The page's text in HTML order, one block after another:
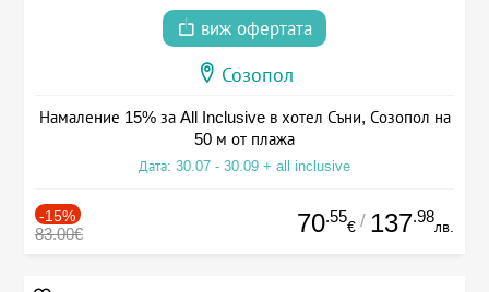
виж офертата
Созопол
Намаление 15% за All Inclusive в хотел Съни, Созопол на
50 м от плажа
Дата: 30.07 - 30.09 + all inclusive
-15%
83.00€ 70.55
€ / 137.98
лв.